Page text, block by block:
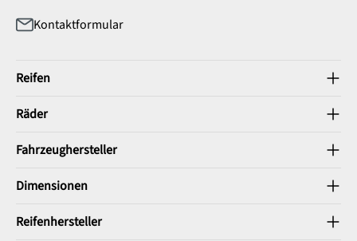
Kontaktformular
Reifen
Räder
Fahrzeughersteller
Dimensionen
Reifenhersteller